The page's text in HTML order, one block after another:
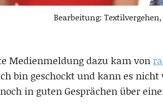
Bearbeitung:
Medienmeldung dazu kam von
bin geschockt und kann es
in guten Gesprächen über